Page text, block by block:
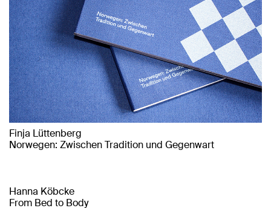
Finja Lüttenberg
Norwegen: Zwischen Tradition und Gegenwart
Hanna Köbcke
From Bed to Body